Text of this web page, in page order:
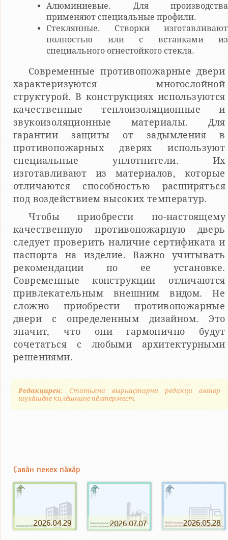
Алюминиевые. Для производства
применяют специальные профили.
Стеклянные. Створки изготавливают
полностью или с вставками из
специального огнестойкого стекла.
Современные противопожарные двери
характеризуются многослойной
структурой. В конструкциях используются
качественные теплоизоляционные и
звукоизоляционные материалы. Для
гарантии защиты от задымления в
противопожарных дверях используют
специальные уплотнители. Их
изготавливают из материалов, которые
отличаются способностью расширяться
под воздействием высоких температур.
Чтобы приобрести по-настоящему
качественную противопожарную дверь
следует проверить наличие сертификата и
паспорта на изделие. Важно учитывать
рекомендации по ее установке.
Современные конструкции отличаются
привлекательным внешним видом. Не
сложно приобрести противопожарные
двери с определенным дизайном. Это
значит, что они гармонично будут
сочетаться с любыми архитектурными
решениями.
Редакцирен: Статьяна вырнаҫтарни редакци автор
шухӑшӗпе килӗшнине пӗлтермест.
Ҫавӑн пекех пӑхӑр
2026.04.29 2026.07.07 2026.05.28